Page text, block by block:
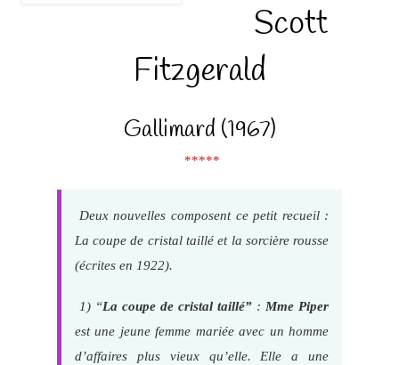
Scott
Fitzgerald
Gallimard (1967)
*****
Deux nouvelles composent ce petit recueil :
La coupe de cristal taillé et la sorcière rousse
(écrites en 1922).
1) “La coupe de cristal taillé” : Mme Piper
est une jeune femme mariée avec un homme
d’affaires plus vieux qu’elle. Elle a une